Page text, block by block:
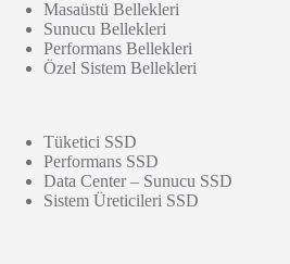
Masaüstü Bellekleri
Sunucu Bellekleri
Performans Bellekleri
Özel Sistem Bellekleri
Tüketici SSD
Performans SSD
Data Center – Sunucu SSD
Sistem Üreticileri SSD